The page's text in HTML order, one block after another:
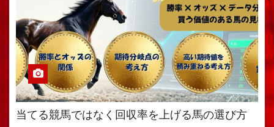
当てる競馬ではなく回収率を上げる馬の選び方